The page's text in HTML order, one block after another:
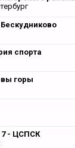
спорта
горы
- ЦСПСК